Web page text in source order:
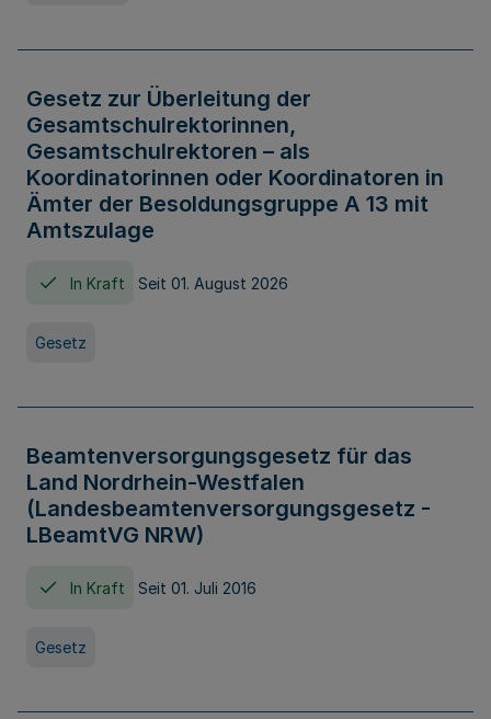
Gesetz zur Überleitung der
Gesamtschulrektorinnen,
Gesamtschulrektoren – als
Koordinatorinnen oder Koordinatoren in
Ämter der Besoldungsgruppe A 13 mit
Amtszulage
In Kraft Seit 01. August 2026
Gesetz
Beamtenversorgungsgesetz für das
Land Nordrhein-Westfalen
(Landesbeamtenversorgungsgesetz -
LBeamtVG NRW)
In Kraft Seit 01. Juli 2016
Gesetz